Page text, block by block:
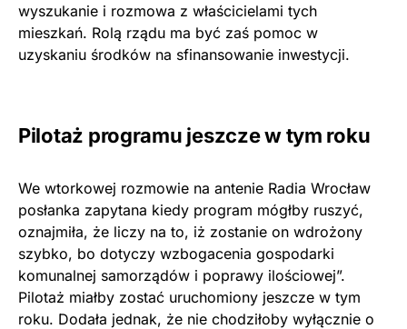
wyszukanie i rozmowa z właścicielami tych
mieszkań. Rolą rządu ma być zaś pomoc w
uzyskaniu środków na sfinansowanie inwestycji.
Pilotaż programu jeszcze w tym roku
We wtorkowej rozmowie na antenie Radia Wrocław
posłanka zapytana kiedy program mógłby ruszyć,
oznajmiła, że liczy na to, iż zostanie on wdrożony
szybko, bo dotyczy wzbogacenia gospodarki
komunalnej samorządów i poprawy ilościowej”.
Pilotaż miałby zostać uruchomiony jeszcze w tym
roku. Dodała jednak, że nie chodziłoby wyłącznie o